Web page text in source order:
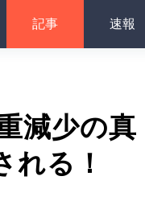
記事 速報
減少の真
れる！